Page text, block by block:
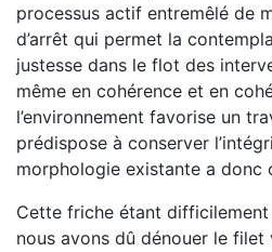
processus actif entremêlé de
d’arrêt qui permet la
justesse dans le flot des
même en cohérence et en
l’environnement favorise un
prédispose à conserver
morphologie existante a donc
Cette friche étant difficilement
nous avons dû dénouer le